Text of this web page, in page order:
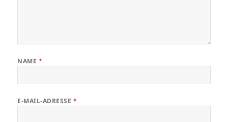
NAME *
E-MAIL-ADRESSE *